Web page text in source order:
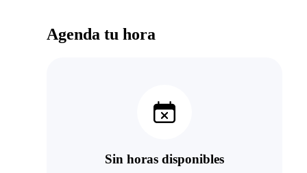
Agenda tu hora
Sin horas disponibles